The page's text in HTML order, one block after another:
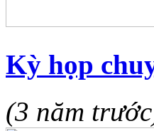
Kỳ họp
(3 năm